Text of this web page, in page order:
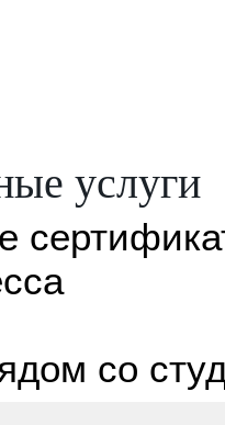
услуги
со